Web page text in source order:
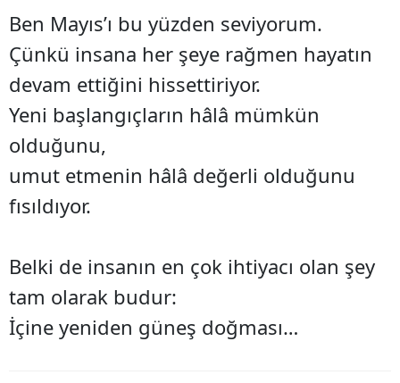
Ben Mayıs’ı bu yüzden seviyorum.
Çünkü insana her şeye rağmen hayatın
devam ettiğini hissettiriyor.
Yeni başlangıçların hâlâ mümkün
olduğunu,
umut etmenin hâlâ değerli olduğunu
fısıldıyor.
Belki de insanın en çok ihtiyacı olan şey
tam olarak budur:
İçine yeniden güneş doğması…